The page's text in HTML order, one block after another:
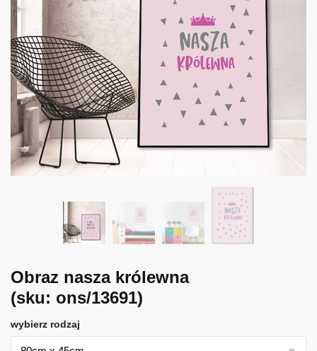
Obraz nasza królewna
(sku: ons/13691)
wybierz rodzaj